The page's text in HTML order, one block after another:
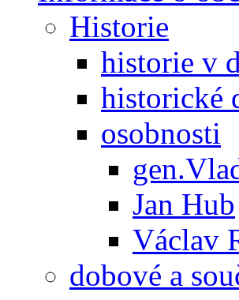
Historie
historie v
historické
osobnosti
Jan Hub
Václav
dobové a